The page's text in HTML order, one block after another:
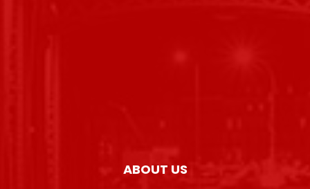
ABOUT US